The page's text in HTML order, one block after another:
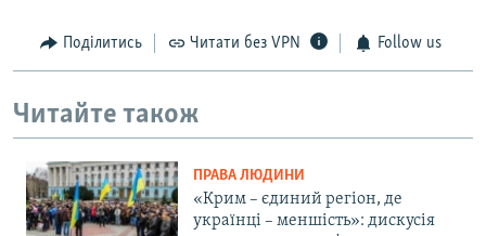
Поділитись Читати без VPN Follow us
Читайте також
ПРАВА ЛЮДИНИ
«Крим – єдиний регіон, де
українці – меншість»: дискусія